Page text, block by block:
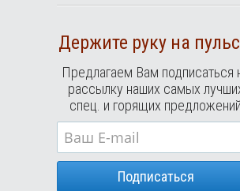
Держите руку на
Предлагаем Вам подписаться
рассылку наших самых
спец. и горящих предложений
Подписаться